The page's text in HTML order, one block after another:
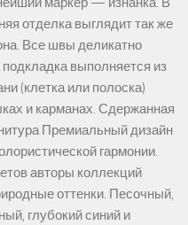
отделка выглядит так же
Все швы деликатно
выполняется из
(клетка или полоска)
и карманах. Сдержанная
Премиальный дизайн
гармонии.
авторы коллекций
оттенки. Песочный,
глубокий синий и